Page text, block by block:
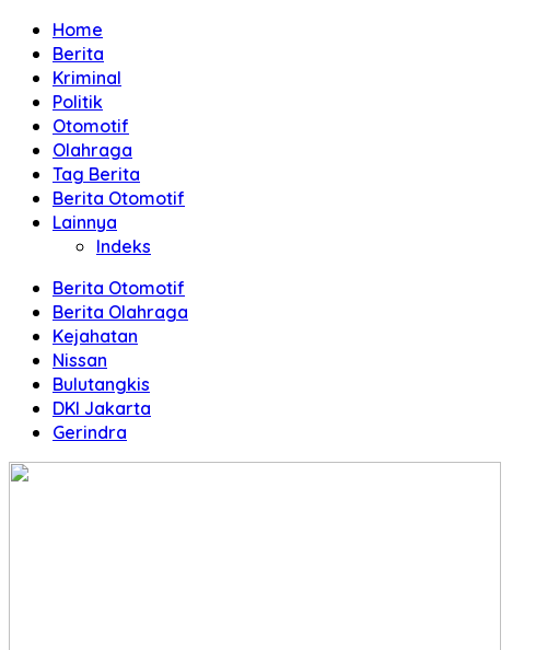
Terpercaya
Home
Berita
Kriminal
Politik
Otomotif
Olahraga
Tag Berita
Berita Otomotif
Lainnya
Indeks
Berita Otomotif
Berita Olahraga
Kejahatan
Nissan
Bulutangkis
DKI Jakarta
Gerindra